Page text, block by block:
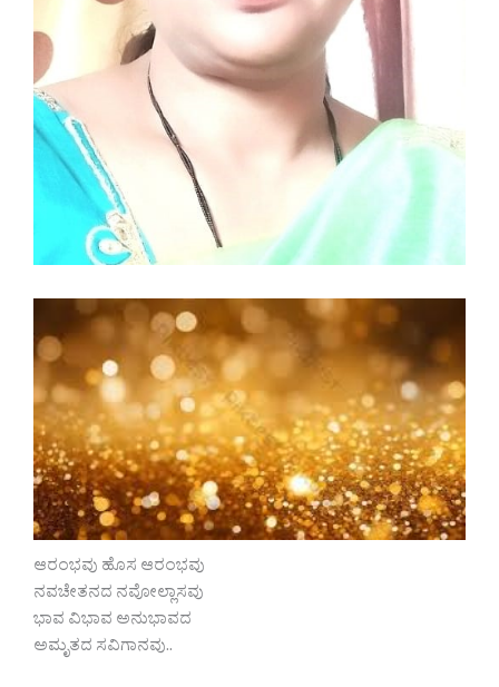
ಆರಂಭವು ಹೊಸ ಆರಂಭವು
ನವಚೇತನದ ನವೋಲ್ಲಾಸವು
ಭಾವ ವಿಭಾವ ಅನುಭಾವದ
ಅಮೃತದ ಸವಿಗಾನವು..